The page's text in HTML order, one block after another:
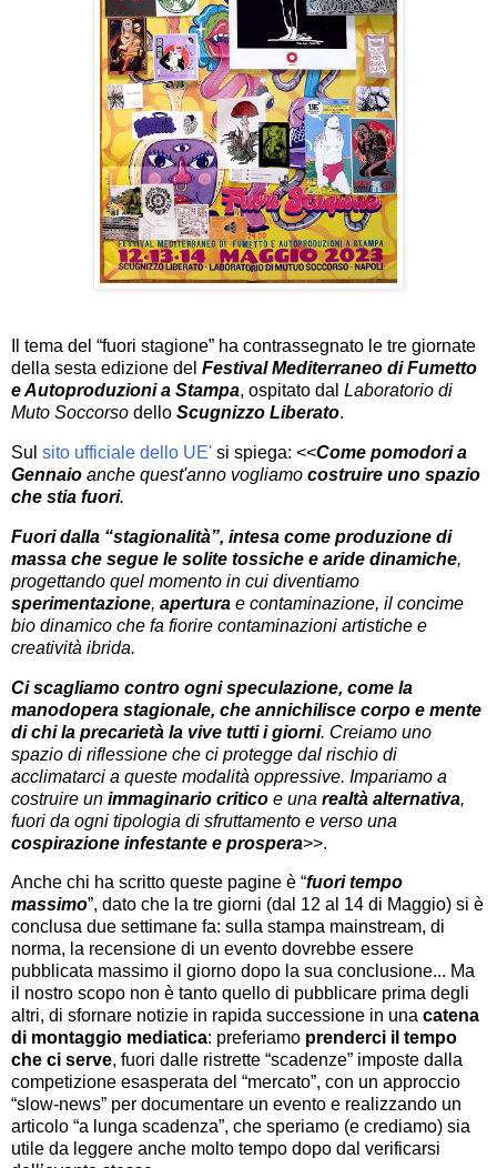
Il tema del “fuori stagione” ha contrassegnato le tre giornate
della sesta edizione del Festival Mediterraneo di Fumetto
e Autoproduzioni a Stampa, ospitato dal Laboratorio di
Muto Soccorso dello Scugnizzo Liberato.
Sul sito ufficiale dello UE' si spiega: <<Come pomodori a
Gennaio anche quest'anno vogliamo costruire uno spazio
che stia fuori.
Fuori dalla “stagionalità”, intesa come produzione di
massa che segue le solite tossiche e aride dinamiche,
progettando quel momento in cui diventiamo
sperimentazione, apertura e contaminazione, il concime
bio dinamico che fa fiorire contaminazioni artistiche e
creatività ibrida.
Ci scagliamo contro ogni speculazione, come la
manodopera stagionale, che annichilisce corpo e mente
di chi la precarietà la vive tutti i giorni. Creiamo uno
spazio di riflessione che ci protegge dal rischio di
acclimatarci a queste modalità oppressive. Impariamo a
costruire un immaginario critico e una realtà alternativa,
fuori da ogni tipologia di sfruttamento e verso una
cospirazione infestante e prospera>>.
Anche chi ha scritto queste pagine è “fuori tempo
massimo”, dato che la tre giorni (dal 12 al 14 di Maggio) si è
conclusa due settimane fa: sulla stampa mainstream, di
norma, la recensione di un evento dovrebbe essere
pubblicata massimo il giorno dopo la sua conclusione... Ma
il nostro scopo non è tanto quello di pubblicare prima degli
altri, di sfornare notizie in rapida successione in una catena
di montaggio mediatica: preferiamo prenderci il tempo
che ci serve, fuori dalle ristrette “scadenze” imposte dalla
competizione esasperata del “mercato”, con un approccio
“slow-news” per documentare un evento e realizzando un
articolo “a lunga scadenza”, che speriamo (e crediamo) sia
utile da leggere anche molto tempo dopo dal verificarsi